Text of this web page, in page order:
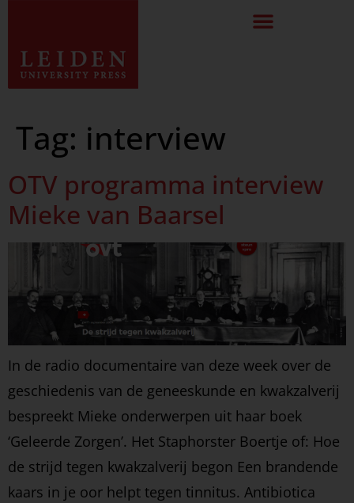
Tag: interview
OTV programma interview
Mieke van Baarsel
In de radio documentaire van deze week over de
geschiedenis van de geneeskunde en kwakzalverij
bespreekt Mieke onderwerpen uit haar boek
‘Geleerde Zorgen’. Het Staphorster Boertje of: Hoe
de strijd tegen kwakzalverij begon Een brandende
kaars in je oor helpt tegen tinnitus. Antibiotica